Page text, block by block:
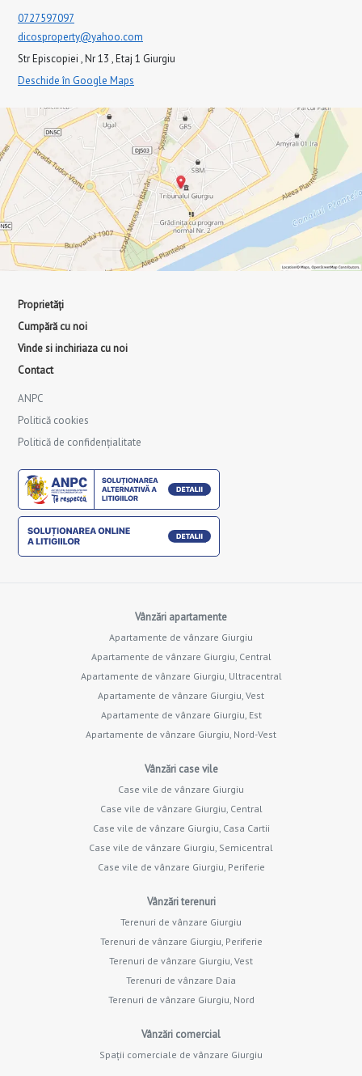
0727597097
dicosproperty@yahoo.com
Str Episcopiei , Nr 13 , Etaj 1 Giurgiu
Deschide în Google Maps
Proprietăți
Cumpără cu noi
Vinde si inchiriaza cu noi
Contact
ANPC
Politică cookies
Politică de confidențialitate
Vânzări apartamente
Apartamente de vânzare Giurgiu
Apartamente de vânzare Giurgiu, Central
Apartamente de vânzare Giurgiu, Ultracentral
Apartamente de vânzare Giurgiu, Vest
Apartamente de vânzare Giurgiu, Est
Apartamente de vânzare Giurgiu, Nord-Vest
Vânzări case vile
Case vile de vânzare Giurgiu
Case vile de vânzare Giurgiu, Central
Case vile de vânzare Giurgiu, Casa Cartii
Case vile de vânzare Giurgiu, Semicentral
Case vile de vânzare Giurgiu, Periferie
Vânzări terenuri
Terenuri de vânzare Giurgiu
Terenuri de vânzare Giurgiu, Periferie
Terenuri de vânzare Giurgiu, Vest
Terenuri de vânzare Daia
Terenuri de vânzare Giurgiu, Nord
Vânzări comercial
Spații comerciale de vânzare Giurgiu